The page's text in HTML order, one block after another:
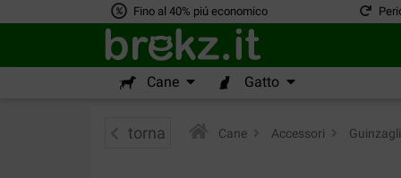
Fino al 40% piú economico
Cane Gatto
torna Cane Accessori